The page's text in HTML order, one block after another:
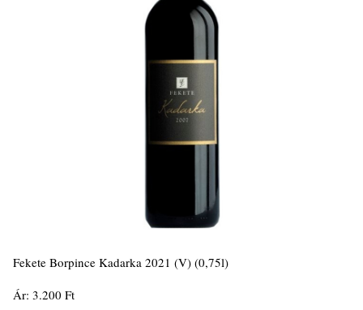
Fekete Borpince Kadarka 2021 (V) (0,75l)
Ár: 3.200 Ft